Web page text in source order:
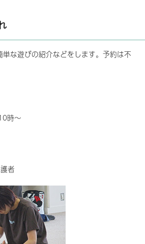
な遊びの紹介などをします。予約は不
時～
者